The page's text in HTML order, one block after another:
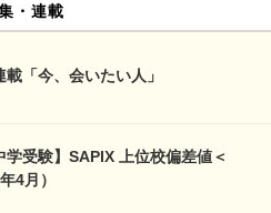
・連載
「今、会いたい人」
受験】SAPIX 上位校偏差値＜
4月）